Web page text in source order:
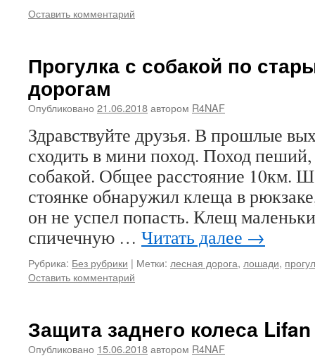
Оставить комментарий
Прогулка с собакой по
дорогам
Опубликовано 21.06.2018автором R4NAF
Здравствуйте друзья. В прошлые
сходить в мини поход. Поход
собакой. Общее расстояние 10км.
стоянке обнаружил клеща в
он не успел попасть. Клещ
спичечную … Читать далее →
Рубрика: Без рубрики | Метки: лесная дорога, лошади,
Оставить комментарий
Защита заднего колеса Lifan
Опубликовано 15.06.2018автором R4NAF